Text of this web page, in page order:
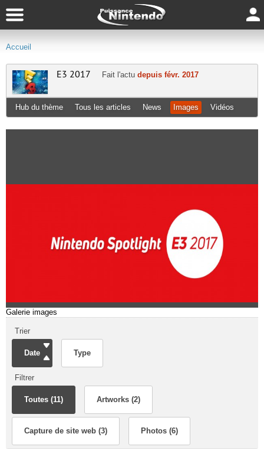
Accueil
E3 2017 Fait l'actu depuis févr. 2017
Hub du thème Tous les articles News Images Vidéos
Galerie images
Trier
Date Type
Filtrer
Toutes (11) Artworks (2)
Capture de site web (3) Photos (6)